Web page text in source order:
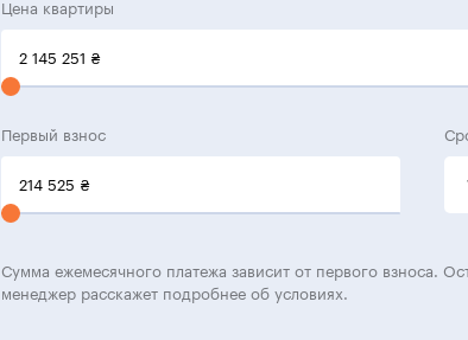
Цена квартиры
2 145 251 ₴
Первый взнос
214 525 ₴
Сумма ежемесячного платежа зависит от первого взноса.
менеджер расскажет подробнее об условиях.